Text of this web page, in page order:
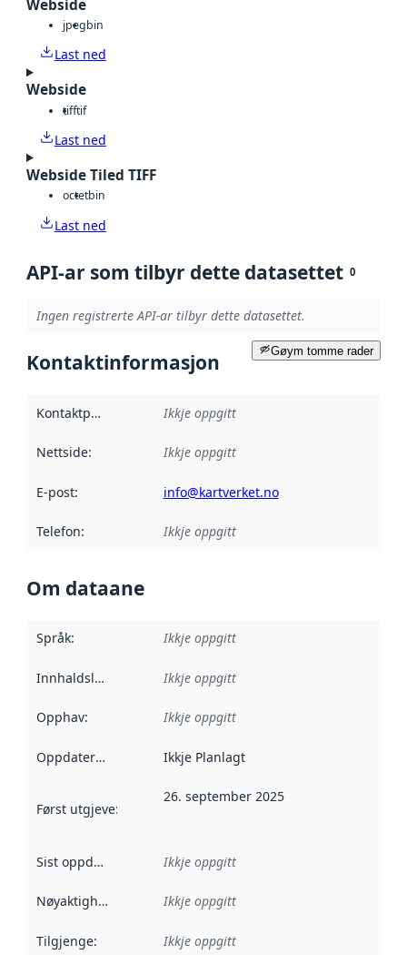
Webside
jpegbin
Last ned
Webside
tifftif
Last ned
Webside Tiled TIFF
octetbin
Last ned
API-ar som tilbyr dette datasettet 0
Ingen registrerte API-ar tilbyr dette datasettet.
Gøym tomme rader
Kontaktinformasjon
Kontaktpunkt Ikkje oppgitt
Nettside: Ikkje oppgitt
E-post: info@kartverket.no
Telefon: Ikkje oppgitt
Om dataane
Språk: Ikkje oppgitt
Innhaldsleverandørar :
Ikkje oppgitt
Opphav: Ikkje oppgitt
Oppdateringsfrekvens :
Ikkje Planlagt
Først utgjeve: Denne datoen seier når dataa i dette
26. september 2025
Sist oppdatert Ikkje oppgitt
Nøyaktigheit Ikkje oppgitt
Tilgjenge: Ikkje oppgitt